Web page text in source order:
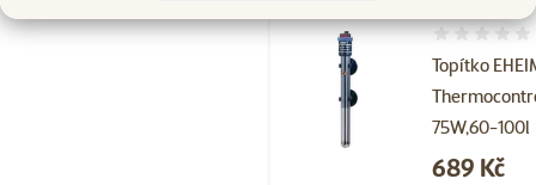
Topítko
75W,60-100l
Hodnocení
Cena
689 Kč